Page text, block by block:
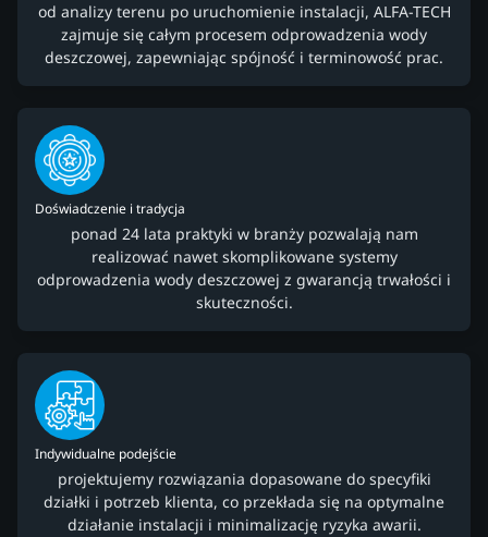
od analizy terenu po uruchomienie instalacji, ALFA-TECH
zajmuje się całym procesem odprowadzenia wody
deszczowej, zapewniając spójność i terminowość prac.
Doświadczenie i tradycja
ponad 24 lata praktyki w branży pozwalają nam
realizować nawet skomplikowane systemy
odprowadzenia wody deszczowej z gwarancją trwałości i
skuteczności.
Indywidualne podejście
projektujemy rozwiązania dopasowane do specyfiki
działki i potrzeb klienta, co przekłada się na optymalne
działanie instalacji i minimalizację ryzyka awarii.